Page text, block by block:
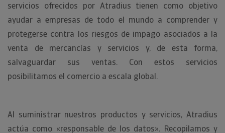
servicios ofrecidos por Atradius tienen como objetivo
ayudar a empresas de todo el mundo a comprender y
protegerse contra los riesgos de impago asociados a la
venta de mercancías y servicios y, de esta forma,
salvaguardar sus ventas. Con estos servicios
posibilitamos el comercio a escala global.
Al suministrar nuestros productos y servicios, Atradius
actúa como «responsable de los datos». Recopilamos y